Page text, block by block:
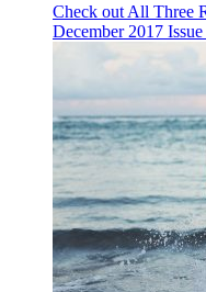
Check out All Three
December 2017